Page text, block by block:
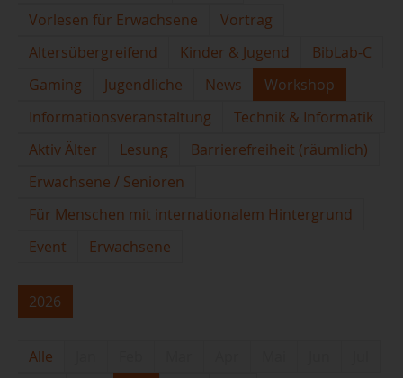
Vorlesen für Erwachsene
Vortrag
Altersübergreifend
Kinder & Jugend
BibLab-C
Gaming
Jugendliche News
Workshop
Informationsveranstaltung
Technik & Informatik
Aktiv Älter
Lesung
Barrierefreiheit (räumlich)
Erwachsene / Senioren
Für Menschen mit internationalem Hintergrund
Event
Erwachsene
2026
Alle